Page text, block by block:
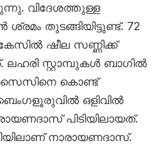
വിദേശത്തുള്ള
ശ്രമം തുടങ്ങിയിട്ടുണ്ട്. 72
ഷീല സണ്ണിക്ക്
ലഹരി സ്റ്റാമ്പുകൾ ബാഗിൽ
കൊണ്ട്
ബെം​ഗളൂരുവിൽ ഒളിവിൽ
പിടിയിലായത്.
നാരായണദാസ്.